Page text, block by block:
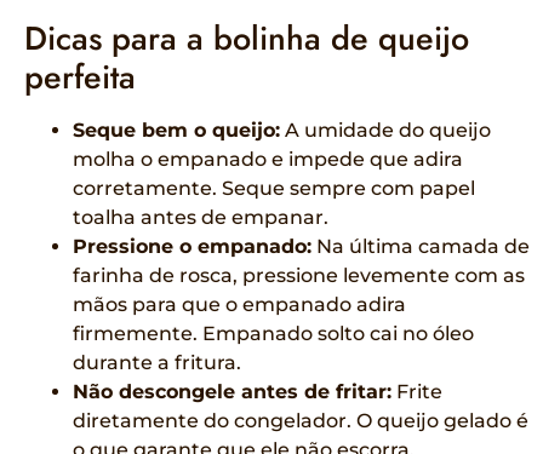
Dicas para a bolinha de queijo
perfeita
Seque bem o queijo: A umidade do queijo
molha o empanado e impede que adira
corretamente. Seque sempre com papel
toalha antes de empanar.
Pressione o empanado: Na última camada de
farinha de rosca, pressione levemente com as
mãos para que o empanado adira
firmemente. Empanado solto cai no óleo
durante a fritura.
Não descongele antes de fritar: Frite
diretamente do congelador. O queijo gelado é